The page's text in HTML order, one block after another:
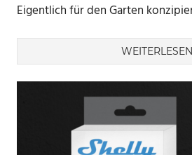
Eigentlich für den Garten
WEITERLESEN